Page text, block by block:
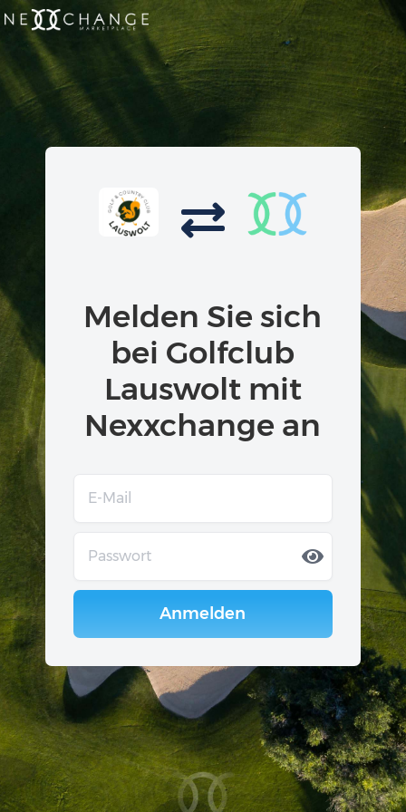
Melden Sie sich
bei Golfclub
Lauswolt mit
Nexxchange an
Anmelden